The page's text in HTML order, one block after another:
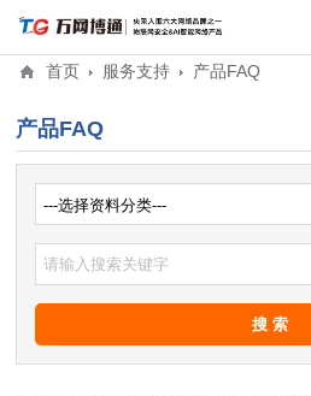
首页 服务支持 产品FAQ
产品FAQ